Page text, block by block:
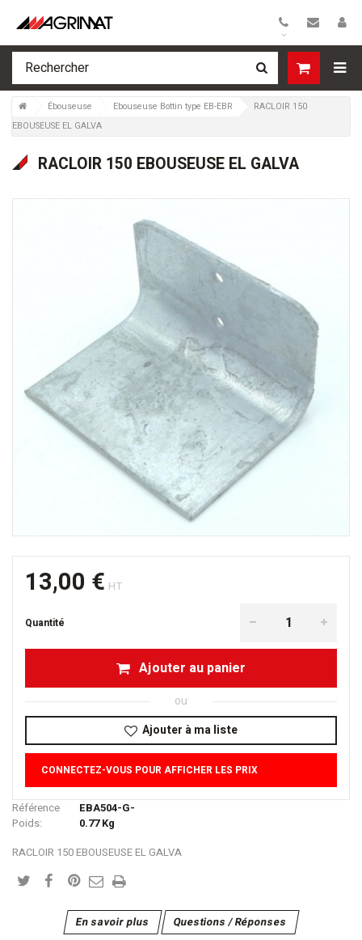
Ébouseuse Ebouseuse Bottin type EB-EBR
RACLOIR 150
EBOUSEUSE EL GALVA
RACLOIR 150 EBOUSEUSE EL GALVA
13,00 € HT
Quantité
Ajouter au panier
ou
Ajouter à ma liste
CONNECTEZ-VOUS POUR AFFICHER LES PRIX
Référence
EBA504-G-
Poids:
0.77Kg
RACLOIR 150 EBOUSEUSE EL GALVA
En savoir plus Questions / Réponses